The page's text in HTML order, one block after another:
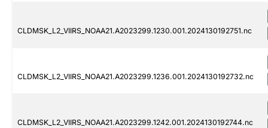
CLDMSK_L2_VIIRS_NOAA21.A2023299.1230.001.2024130192751.nc
CLDMSK_L2_VIIRS_NOAA21.A2023299.1236.001.2024130192732.nc
CLDMSK_L2_VIIRS_NOAA21.A2023299.1242.001.2024130192744.nc